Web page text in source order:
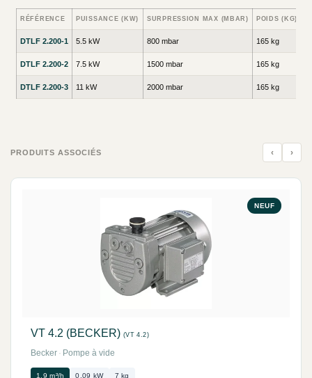
RÉFÉRENCE PUISSANCE (KW) SURPRESSION MAX (MBAR) POIDS (KG)
DTLF 2.200-1 5.5 kW 800 mbar 165 kg
DTLF 2.200-2 7.5 kW 1500 mbar 165 kg
DTLF 2.200-3 11 kW 2000 mbar 165 kg
PRODUITS ASSOCIÉS ‹ ›
NEUF
VT 4.2 (BECKER) (VT 4.2)
Becker · Pompe à vide
1.9 m³/h 0.09 kW 7 kg